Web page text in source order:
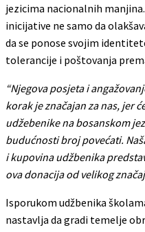
jezicima nacionalnih
inicijative ne samo da
da se ponose svojim
tolerancije i poštovanja
“Njegova posjeta i
korak je značajan za nas, jer
udžebenike na bosanskom
budućnosti broj povećati.
i kupovina udžbenika
ova donacija od velikog
Isporukom udžbenika
nastavlja da gradi temelje